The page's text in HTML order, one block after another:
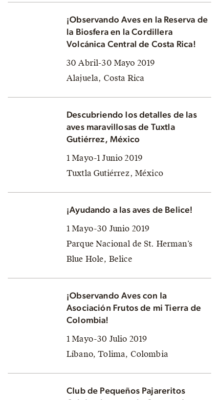
¡Observando Aves en la Reserva de
la Biosfera en la Cordillera
Volcánica Central de Costa Rica!
30 Abril-30 Mayo 2019
Alajuela, Costa Rica
Descubriendo los detalles de las
aves maravillosas de Tuxtla
Gutiérrez, México
1 Mayo-1 Junio 2019
Tuxtla Gutiérrez, México
¡Ayudando a las aves de Belice!
1 Mayo-30 Junio 2019
Parque Nacional de St. Herman’s
Blue Hole, Belice
¡Observando Aves con la
Asociación Frutos de mi Tierra de
Colombia!
1 Mayo-30 Julio 2019
Líbano, Tolima, Colombia
Club de Pequeños Pajareritos